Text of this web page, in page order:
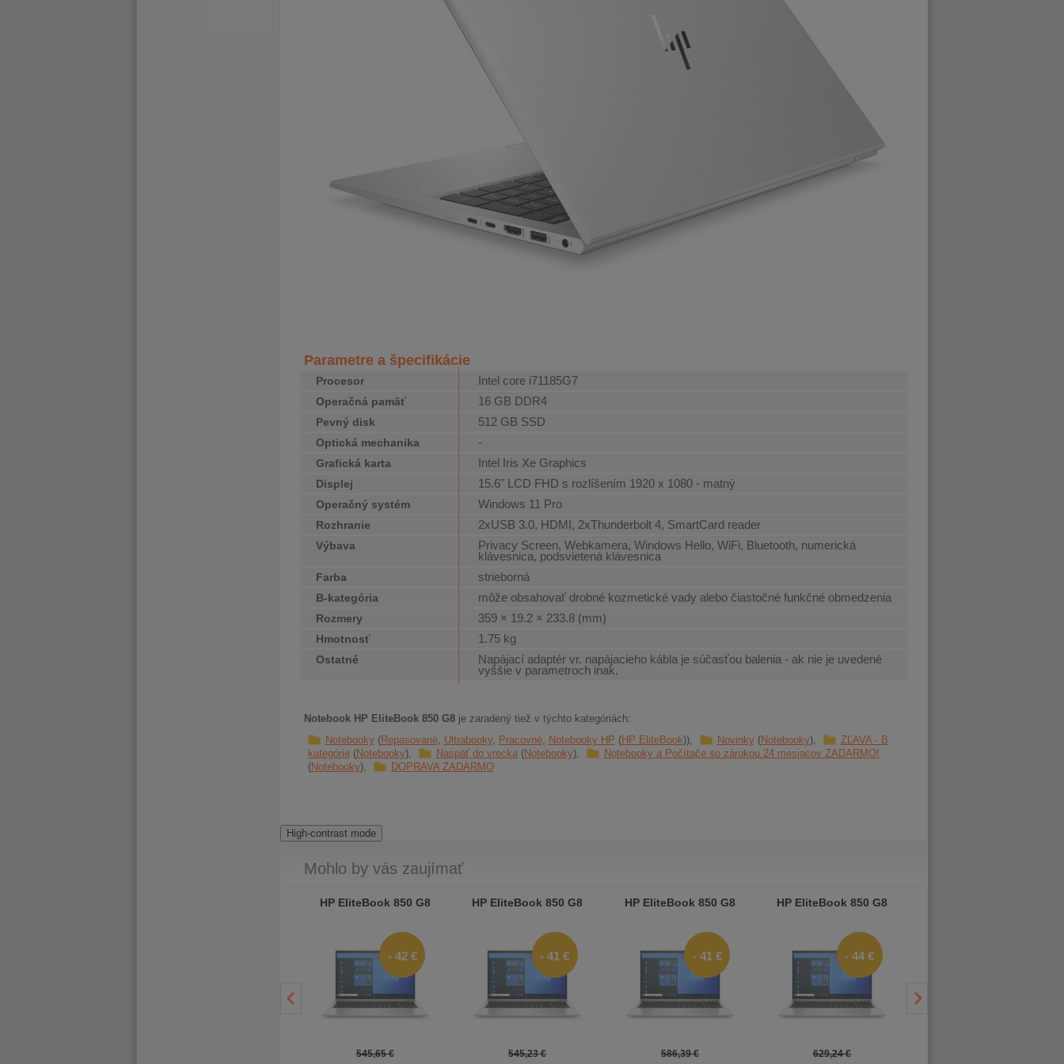
Parametre a špecifikácie
Procesor Intel core i71185G7
Operačná pamäť 16 GB DDR4
Pevný disk 512 GB SSD
Optická mechanika -
Grafická karta Intel Iris Xe Graphics
Displej 15.6" LCD FHD s rozlíšením 1920 x 1080 - matný
Operačný systém Windows 11 Pro
Rozhranie 2xUSB 3.0, HDMI, 2xThunderbolt 4, SmartCard reader
Výbava
Privacy Screen, Webkamera, Windows Hello, WiFi, Bluetooth, numerická
klávesnica, podsvietená klávesnica
Farba strieborná
B-kategória môže obsahovať drobné kozmetické vady alebo čiastočné funkčné obmedzenia
Rozmery 359 × 19.2 × 233.8 (mm)
Hmotnosť 1.75 kg
Ostatné
Napájací adaptér vr. napájacieho kábla je súčasťou balenia - ak nie je uvedené
vyššie v parametroch inak.
Notebook HP EliteBook 850 G8je zaradený tiež v týchto kategóriách:
Notebooky Repasované Ultrabooky Pracovné Notebooky HP HP EliteBook Novinky Notebooky
ZĽAVA - B
kategórie Notebooky Naspäť do vrecka Notebooky
Notebooky a Počítače so zárukou 24 mesiacov ZADARMO!
Notebooky
DOPRAVA ZADARMO
High-contrast mode
Mohlo by vás zaujímať
HP EliteBook 850 G8
- 42 €
545,65 €
HP EliteBook 850 G8
- 41 €
545,23 €
HP EliteBook 850 G8
- 41 €
586,39 €
HP EliteBook 850 G8
- 44 €
629,24 €